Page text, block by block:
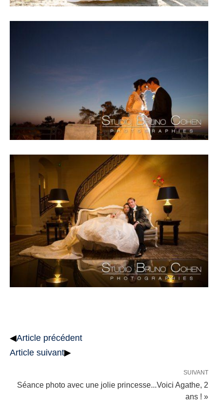
◀Article précédent
Article suivant▶
SUIVANT
Séance photo avec une jolie princesse...Voici Agathe, 2
ans ! »